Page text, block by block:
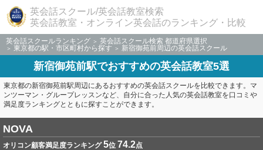
英会話スクール/英会話教室検索
英会話教室・オンライン英会話のランキング・比較
英会話スクールランキング
英会話スクール検索 都道府県選択
東京都の駅・市区町村から探す
新宿御苑前周辺の英会話スクール
新宿御苑前駅でおすすめの英会話教室5選
東京都の新宿御苑前駅周辺にあるおすすめの英会話スクールを比較できます。マ
ンツーマン・グループレッスンなど、自分に合った人気の英会話教室を口コミや
満足度ランキングとともに探すことができます。
NOVA
オリコン顧客満足度ランキング5位 74.2点